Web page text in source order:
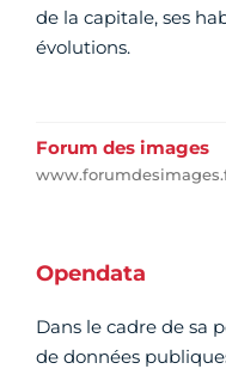
de la capitale, ses
évolutions.
Forum des images
Opendata
Dans le cadre de sa
de données